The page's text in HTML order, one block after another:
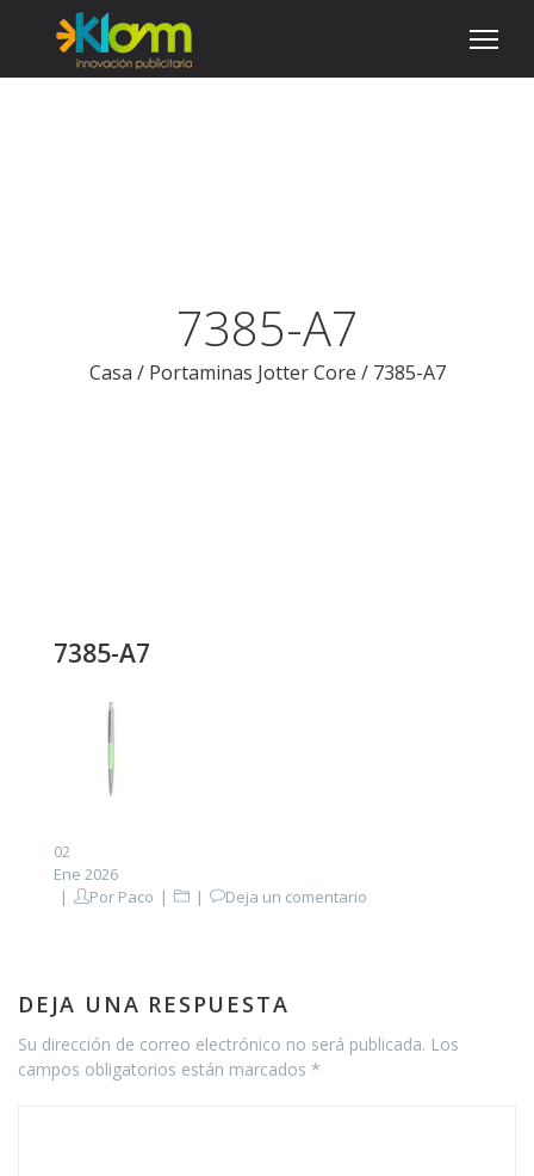
7385-A7
Casa / Portaminas Jotter Core /7385-A7
7385-A7
02
Ene 2026
Por Paco Deja un comentario
DEJA UNA RESPUESTA
Su dirección de correo electrónico no será publicada. Los
campos obligatorios están marcados *